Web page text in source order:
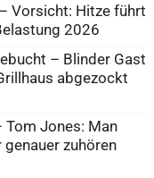
Vorsicht: Hitze führt
2026
– Blinder Gast
abgezockt
Tom Jones: Man
zuhören